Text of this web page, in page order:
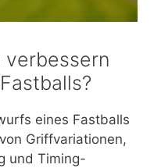
verbessern
eines Fastballs
Griffvariationen,
und Timing-